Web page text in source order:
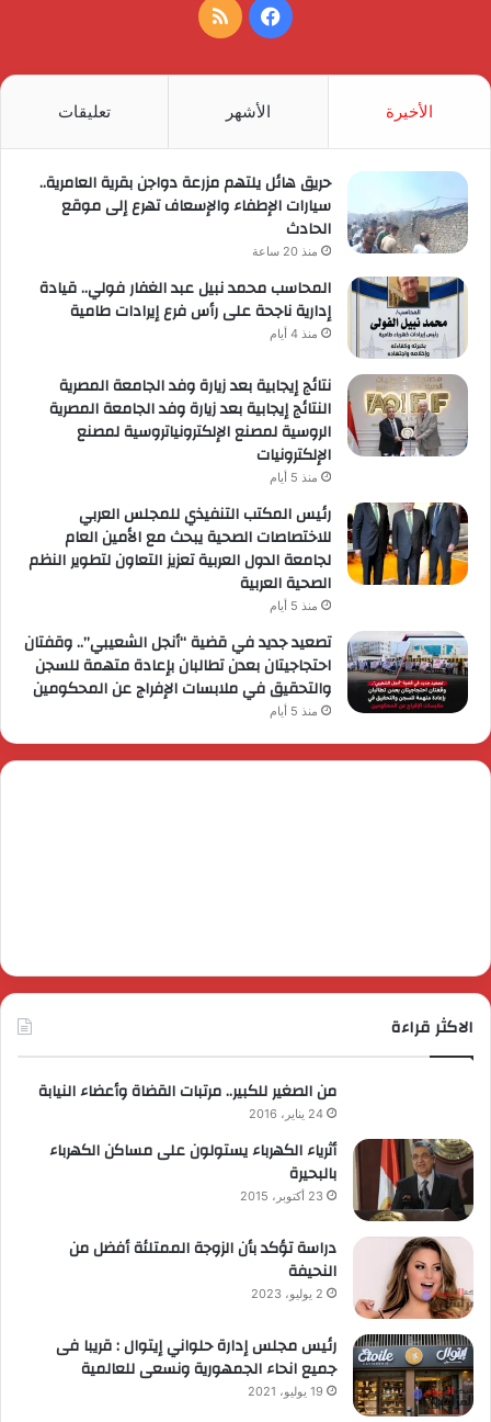
فيسبوكملخص
الأخيرة الأشهر تعليقات
حريق هائل يلتهم مزرعة دواجن بقرية العامرية..
سيارات الإطفاء والإسعاف تهرع إلى موقع
الحادث
منذ 20 ساعة
المحاسب محمد نبيل عبد الغفار فولي.. قيادة
إدارية ناجحة على رأس فرع إيرادات طامية
منذ 4 أيام
نتائج إيجابية بعد زيارة وفد الجامعة المصرية
النتائج إيجابية بعد زيارة وفد الجامعة المصرية
الروسية لمصنع الإلكترونياتروسية لمصنع
الإلكترونيات
منذ 5 أيام
رئيس المكتب التنفيذي للمجلس العربي
للاختصاصات الصحية يبحث مع الأمين العام
لجامعة الدول العربية تعزيز التعاون لتطوير النظم
الصحية العربية
منذ 5 أيام
تصعيد جديد في قضية “أنجل الشعيبي”.. وقفتان
احتجاجيتان بعدن تطالبان بإعادة متهمة للسجن
والتحقيق في ملابسات الإفراج عن المحكومين
منذ 5 أيام
الاكثر قراءة
من الصغير للكبير.. مرتبات القضاة وأعضاء النيابة
24 يناير، 2016
أثرياء الكهرباء يستولون على مساكن الكهرباء
بالبحيرة
23 أكتوبر، 2015
دراسة تؤكد بأن الزوجة الممتلئة أفضل من
النحيفة
2 يوليو، 2023
رئيس مجلس إدارة حلواني إيتوال : قريبا فى
جميع انحاء الجمهورية ونسعى للعالمية
19 يوليو، 2021